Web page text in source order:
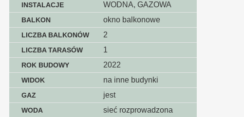
INSTALACJE
WODNA, GAZOWA
BALKON okno balkonowe
LICZBA BALKONÓW 2
LICZBA TARASÓW 1
ROK BUDOWY 2022
WIDOK na inne budynki
GAZ jest
WODA sieć rozprowadzona